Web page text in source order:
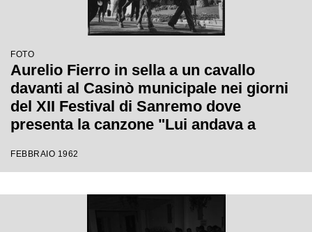
FOTO
Aurelio Fierro in sella a un cavallo
davanti al Casinò municipale nei giorni
del XII Festival di Sanremo dove
presenta la canzone "Lui andava a
FEBBRAIO 1962